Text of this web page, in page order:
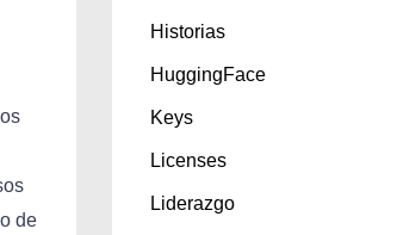
de
Historias
HuggingFace
Keys
Licenses
Liderazgo